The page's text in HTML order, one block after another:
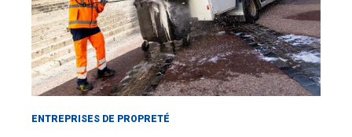
ENTREPRISES DE PROPRETÉ